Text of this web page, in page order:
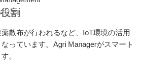
ージャーの収穫管理
割
散布が行われるなど、IoT環境の活用
っています。Agri Managerがスマート
。